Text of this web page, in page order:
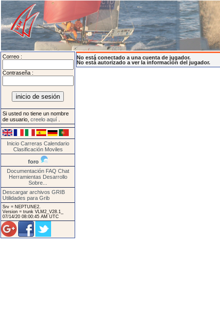
Correo :
Contraseña :
Si usted no tiene un nombre
de usuario, creelo aquí
Inicio Carreras Calendario
Clasificación Moviles
foro
Documentación FAQ Chat
Herramientas Desarrollo
Sobre...
Descargar archivos GRIB
Utilidades para Grib
Srv = NEPTUNE2.
Version = trunk VLM2_V28.1_
07/14/20 08:00:45 AM UTC
No está conectado a una cuenta de jugador.
No está autorizado a ver la información del jugador.